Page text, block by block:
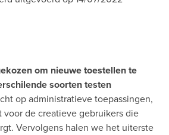
om nieuwe toestellen te
soorten testen
op administratieve toepassingen,
voor de creatieve gebruikers die
Vervolgens halen we het uiterste